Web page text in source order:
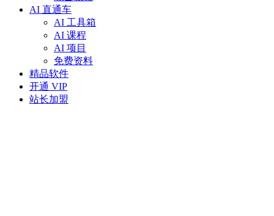
AI 直通车
AI 工具箱
AI 课程
AI 项目
免费资料
精品软件
开通 VIP
站长加盟